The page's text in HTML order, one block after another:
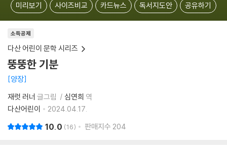
미리보기 사이즈비교 카드뉴스 독서지도안 공유하기
소득공제
다산 어린이 문학 시리즈
뚱뚱한 기분
양장
재럿 러너 글그림 심연희 역
다산어린이
2024.04.17.
10.0 16 판매지수 204